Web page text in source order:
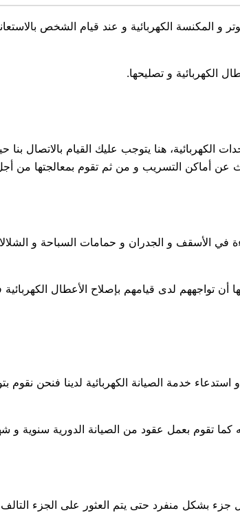
و المكنسة الكهربائية و عند قيام الشخص
الكهربائية و تصليحها.
الكهربائية، هنا يتوجب عليك القيام بالاتصال
أماكن التسريب و من ثم تقوم بمعالجتها من أجل
في الأسقف و الجدران و حمامات السباحة و
لدى قيامهم بإصلاح الأعطال الكهربائية
خدمة الصيانة الكهربائية لدينا فنحن نقوم
تقوم بعمل عقود من الصيانة الدورية سنوية و
منفرد حتى يتم العثور على الجزء التالف